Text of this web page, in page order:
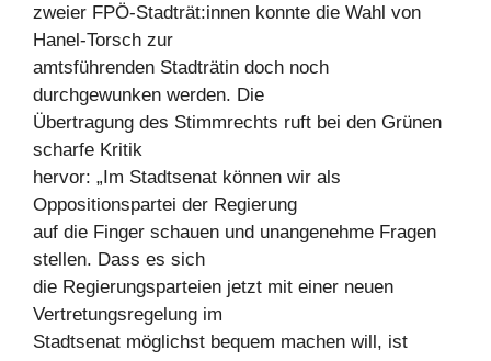
zweier FPÖ-Stadträt:innen konnte die Wahl von
Hanel-Torsch zur
amtsführenden Stadträtin doch noch
durchgewunken werden. Die
Übertragung des Stimmrechts ruft bei den Grünen
scharfe Kritik
hervor: „Im Stadtsenat können wir als
Oppositionspartei der Regierung
auf die Finger schauen und unangenehme Fragen
stellen. Dass es sich
die Regierungsparteien jetzt mit einer neuen
Vertretungsregelung im
Stadtsenat möglichst bequem machen will, ist